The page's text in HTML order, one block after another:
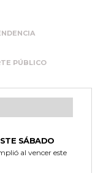
PÚBLICO
SÁBADO